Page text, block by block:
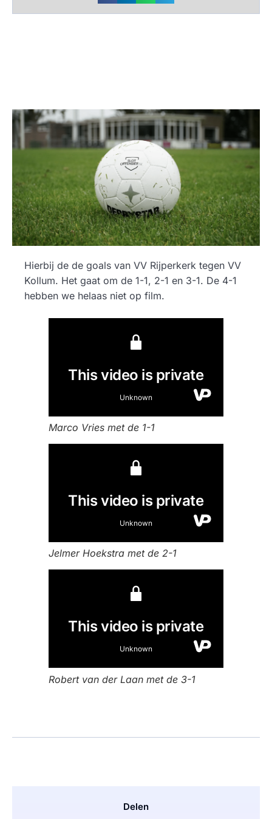
Hierbij de de goals van VV Rijperkerk tegen VV
Kollum. Het gaat om de 1-1, 2-1 en 3-1. De 4-1
hebben we helaas niet op film.
Marco Vries met de 1-1
Jelmer Hoekstra met de 2-1
Robert van der Laan met de 3-1
Delen